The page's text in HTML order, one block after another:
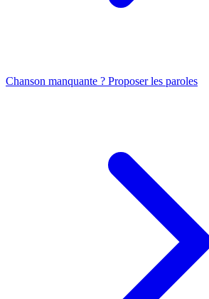
Chanson manquante ? Proposer les paroles